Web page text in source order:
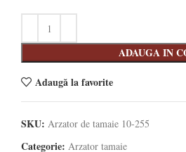
ADAUGA IN
Adaugă la favorite
SKU: Arzator de tamaie 10-255
Categorie: Arzator tamaie